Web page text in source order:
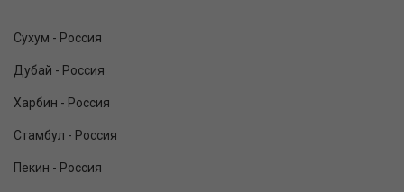
Сухум - Россия
Дубай - Россия
Харбин - Россия
Стамбул - Россия
Пекин - Россия